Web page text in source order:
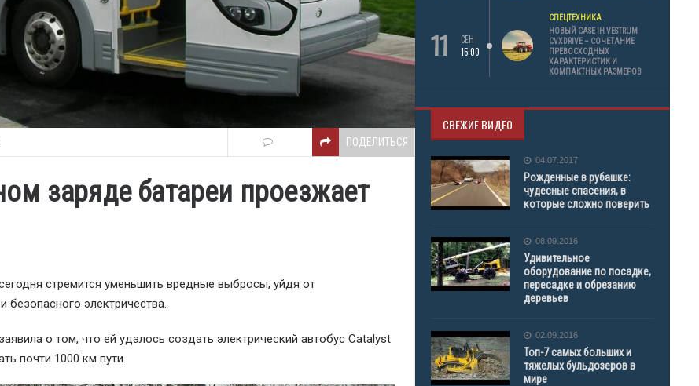
ПОДЕЛИТЬСЯ
заряде батареи проезжает
стремится уменьшить вредные выбросы, уйдя от
безопасного электричества.
о том, что ей удалось создать электрический автобус Catalyst
почти 1000 км пути.
11
СЕН
15:00
СПЕЦТЕХНИКА
НОВЫЙ CASE IH VESTRUM
CVXDRIVE – СОЧЕТАНИЕ
ПРЕВОСХОДНЫХ
ХАРАКТЕРИСТИК И
КОМПАКТНЫХ РАЗМЕРОВ
СВЕЖИЕ ВИДЕО
04.07.2017
Рожденные в рубашке:
чудесные спасения, в
которые сложно поверить
08.09.2016
Удивительное
оборудование по посадке,
пересадке и обрезанию
деревьев
02.09.2016
Топ-7 самых больших и
тяжелых бульдозеров в
мире